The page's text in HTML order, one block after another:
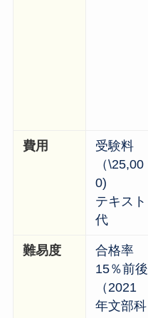
費用
受験料
（\25,00
0)
テキスト
代
難易度
合格率
15％前後
（2021
年文部科